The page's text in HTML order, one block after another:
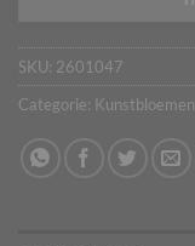
SKU: 2601047
Categorie: Kunstbloemen